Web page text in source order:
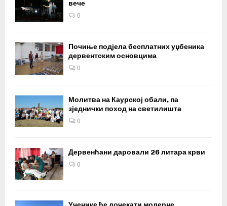
вече
0
Почиње подјела бесплатних уџбеника
дервентским основцима
0
Молитва на Каурској обали, па
зједнички поход на светилишта
0
Дервенћани даровали 26 литара крви
0